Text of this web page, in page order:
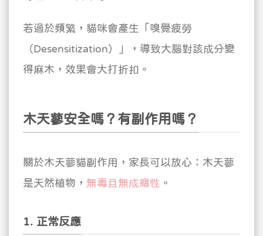
若過於頻繁，貓咪會產生「嗅覺疲勞
（Desensitization）」，導致大腦對該成分變
得麻木，效果會大打折扣。
木天蓼安全嗎？有副作用嗎？
關於木天蓼貓副作用，家長可以放心：木天蓼
是天然植物， 無毒且無成癮性 。
1. 正常反應